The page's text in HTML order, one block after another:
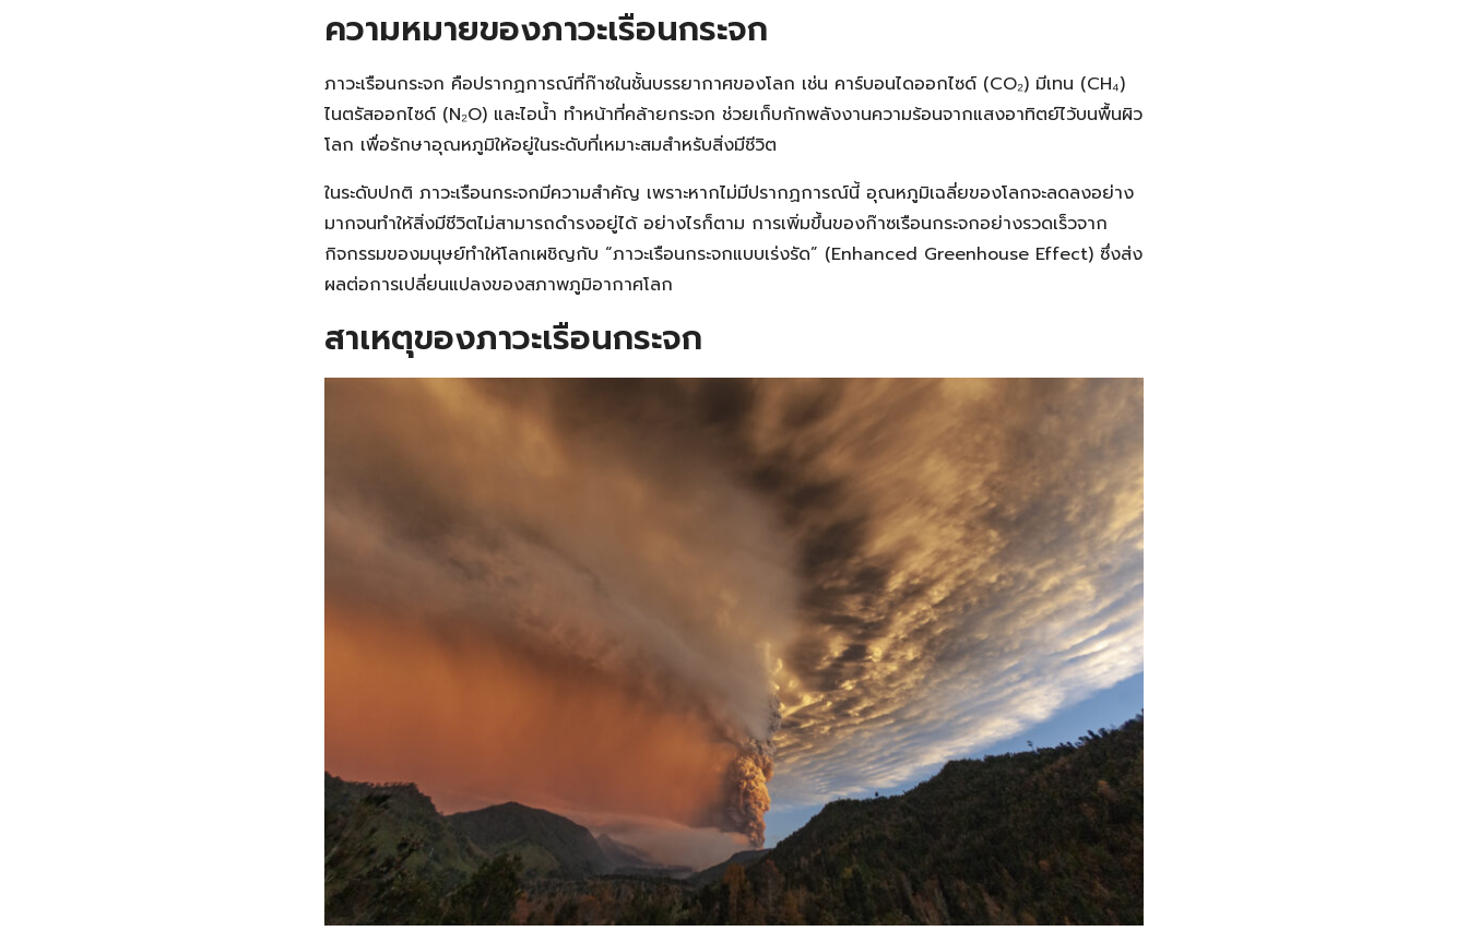
ความหมายของภาวะเรือนกระจก
ภาวะเรือนกระจก คือปรากฏการณ์ที่ก๊าซในชั้นบรรยากาศของโลก เช่น คาร์บอนไดออกไซด์ (CO₂) มีเทน (CH₄)
ไนตรัสออกไซด์ (N₂O) และไอน้ำ ทำหน้าที่คล้ายกระจก ช่วยเก็บกักพลังงานความร้อนจากแสงอาทิตย์ไว้บนพื้นผิว
โลก เพื่อรักษาอุณหภูมิให้อยู่ในระดับที่เหมาะสมสำหรับสิ่งมีชีวิต
ในระดับปกติ ภาวะเรือนกระจกมีความสำคัญ เพราะหากไม่มีปรากฏการณ์นี้ อุณหภูมิเฉลี่ยของโลกจะลดลงอย่าง
มากจนทำให้สิ่งมีชีวิตไม่สามารถดำรงอยู่ได้ อย่างไรก็ตาม การเพิ่มขึ้นของก๊าซเรือนกระจกอย่างรวดเร็วจาก
กิจกรรมของมนุษย์ทำให้โลกเผชิญกับ “ภาวะเรือนกระจกแบบเร่งรัด” (Enhanced Greenhouse Effect) ซึ่งส่ง
ผลต่อการเปลี่ยนแปลงของสภาพภูมิอากาศโลก
สาเหตุของภาวะเรือนกระจก